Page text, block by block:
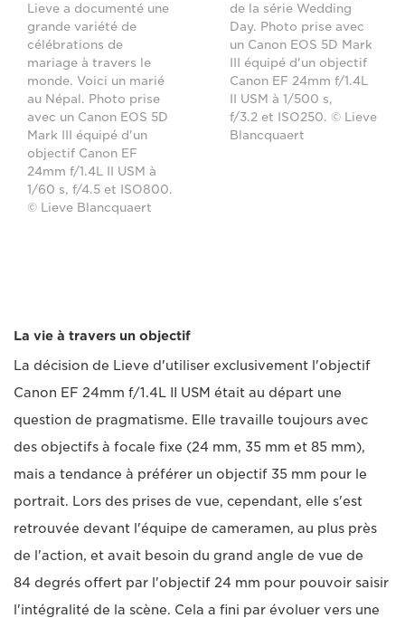
Lieve a documenté une
grande variété de
célébrations de
mariage à travers le
monde. Voici un marié
au Népal. Photo prise
avec un Canon EOS 5D
Mark III équipé d'un
objectif Canon EF
24mm f/1.4L II USM à
1/60 s, f/4.5 et ISO800.
© Lieve Blancquaert
de la série Wedding
Day. Photo prise avec
un Canon EOS 5D Mark
III équipé d'un objectif
Canon EF 24mm f/1.4L
II USM à 1/500 s,
f/3.2 et ISO250. © Lieve
Blancquaert
La vie à travers un objectif
La décision de Lieve d'utiliser exclusivement l'objectif
Canon EF 24mm f/1.4L II USM était au départ une
question de pragmatisme. Elle travaille toujours avec
des objectifs à focale fixe (24 mm, 35 mm et 85 mm),
mais a tendance à préférer un objectif 35 mm pour le
portrait. Lors des prises de vue, cependant, elle s'est
retrouvée devant l'équipe de cameramen, au plus près
de l'action, et avait besoin du grand angle de vue de
84 degrés offert par l'objectif 24 mm pour pouvoir saisir
l'intégralité de la scène. Cela a fini par évoluer vers une